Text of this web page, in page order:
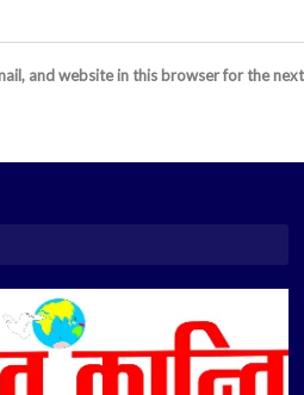
and website in this browser for the